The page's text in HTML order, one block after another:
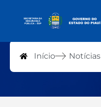
Notícias
Início Notícias